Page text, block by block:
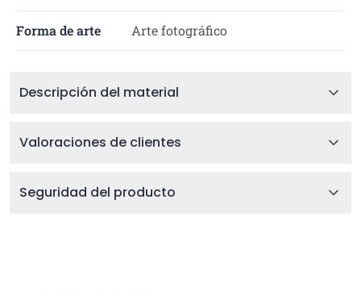
Forma de arte Arte fotográfico
Descripción del material
Valoraciones de clientes
Seguridad del producto